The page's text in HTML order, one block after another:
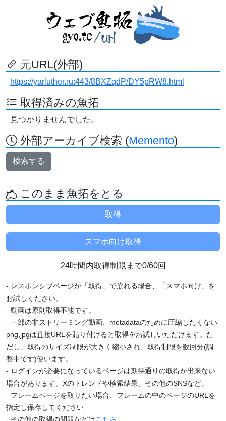
元URL(外部)
https://yarluther.ru:443/8BXZqdP/DY5pRW8.html
取得済みの魚拓
見つかりませんでした。
外部アーカイブ検索 (Memento)
検索する
このまま魚拓をとる
24時間内取得制限まで0/60回
- レスポンシブページが「取得」で崩れる場合、「スマホ向け」を
お試しください。
- 動画は原則取得不能です。
- 一部の非ストリーミング動画、metadataのために圧縮したくない
png,jpgは直接URLを貼り付けると取得をお試しいただけます。た
だし、取得のサイズ制限が大きく縮小され、取得制限を数回分(調
整中です)使います。
- ログインが必要になっているページは期待通りの取得が出来ない
場合があります。Xのトレンドや検索結果、その他のSNSなど。
- フレームページを取りたい場合、フレームの中のページのURLを
指定し保存してください